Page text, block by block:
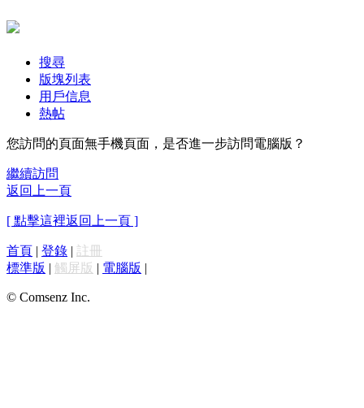
搜尋
版塊列表
用戶信息
熱帖
您訪問的頁面無手機頁面，是否進一步訪問電腦版？
繼續訪問
返回上一頁
[ 點擊這裡返回上一頁 ]
首頁 | 登錄 | 註冊
標準版 | 觸屏版 | 電腦版 |
© Comsenz Inc.